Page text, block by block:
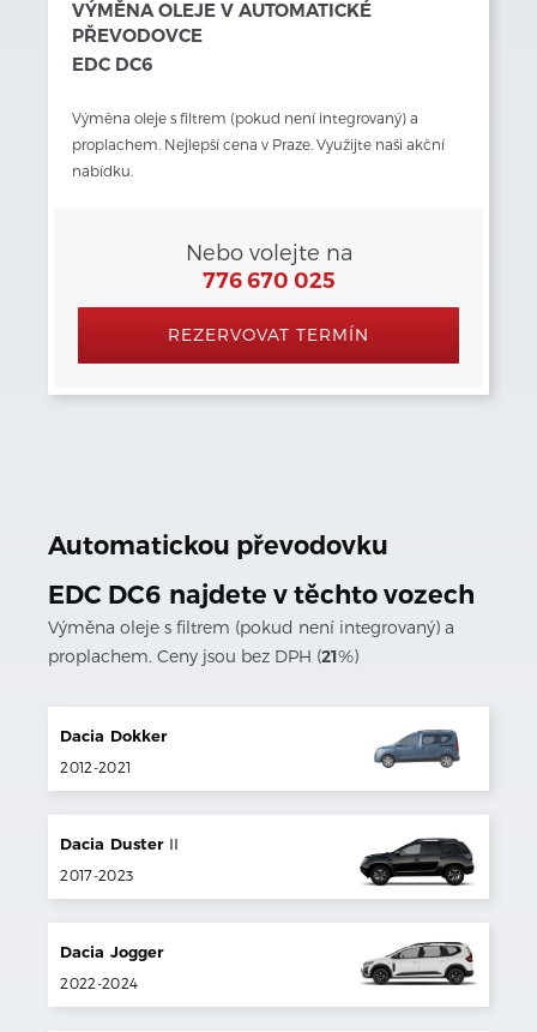
VÝMĚNA OLEJE V AUTOMATICKÉ
PŘEVODOVCE
EDC DC6
Výměna oleje s filtrem (pokud není integrovaný) a
proplachem. Nejlepší cena v Praze. Využijte naši akční
nabídku.
REZERVOVAT TERMÍN
Nebo volejte na
776 670 025
Automatickou převodovku
EDC DC6 najdete v těchto vozech
Výměna oleje s filtrem (pokud není integrovaný) a
proplachem. Ceny jsou bez DPH (21%)
Dacia Dokker
2012-2021
Dacia Duster II
2017-2023
Dacia Jogger
2022-2024